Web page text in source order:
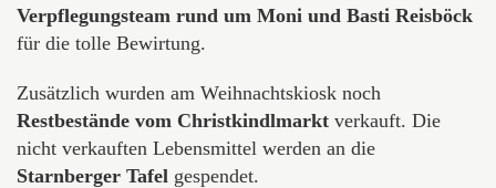
Verpflegungsteam rund um Moni und Basti Reisböck
für die tolle Bewirtung.
Zusätzlich wurden am Weihnachtskiosk noch
Restbestände vom Christkindlmarkt verkauft. Die
nicht verkauften Lebensmittel werden an die
Starnberger Tafel gespendet.